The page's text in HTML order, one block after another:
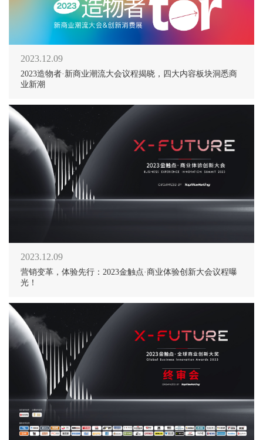
2023.12.09
2023造物者·新商业潮流大会议程揭晓，四大内容板块洞悉商
业新潮
2023.12.09
营销变革，体验先行：2023金触点·商业体验创新大会议程曝
光！